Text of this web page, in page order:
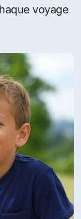
voyage